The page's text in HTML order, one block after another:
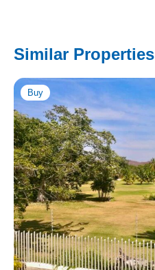
Similar Properties
Buy